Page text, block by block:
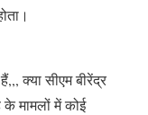
क्या सीएम बीरेंद्र
मामलों में कोई